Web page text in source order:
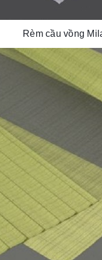
Rèm cầu vồng